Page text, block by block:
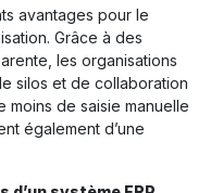
avantages pour le
Grâce à des
les organisations
silos et de collaboration
moins de saisie manuelle
également d’une